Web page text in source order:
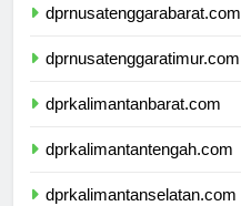
dprnusatenggarabarat.com
dprnusatenggaratimur.com
dprkalimantanbarat.com
dprkalimantantengah.com
dprkalimantanselatan.com